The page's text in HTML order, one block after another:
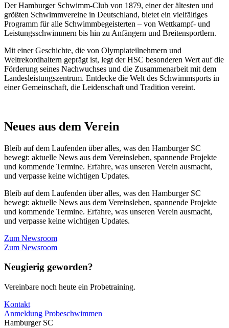
Der Hamburger Schwimm-Club von 1879, einer der ältesten und
größten Schwimmvereine in Deutschland, bietet ein vielfältiges
Programm für alle Schwimmbegeisterten – von Wettkampf- und
Leistungsschwimmern bis hin zu Anfängern und Breitensportlern.
Mit einer Geschichte, die von Olympiateilnehmern und
Weltrekordhaltern geprägt ist, legt der HSC besonderen Wert auf die
Förderung seines Nachwuchses und die Zusammenarbeit mit dem
Landesleistungszentrum. Entdecke die Welt des Schwimmsports in
einer Gemeinschaft, die Leidenschaft und Tradition vereint.
Neues aus dem Verein
Bleib auf dem Laufenden über alles, was den Hamburger SC
bewegt: aktuelle News aus dem Vereinsleben, spannende Projekte
und kommende Termine. Erfahre, was unseren Verein ausmacht,
und verpasse keine wichtigen Updates.
Bleib auf dem Laufenden über alles, was den Hamburger SC
bewegt: aktuelle News aus dem Vereinsleben, spannende Projekte
und kommende Termine. Erfahre, was unseren Verein ausmacht,
und verpasse keine wichtigen Updates.
Zum Newsroom
Zum Newsroom
Neugierig geworden?
Vereinbare noch heute ein Probetraining.
Kontakt
Anmeldung Probeschwimmen
Hamburger SC